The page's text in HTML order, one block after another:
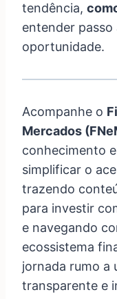
tendência,
entender passo
oportunidade.
Acompanhe o
Mercados
conhecimento
simplificar o
trazendo
para investir
e navegando
ecossistema
jornada rumo a
transparente e